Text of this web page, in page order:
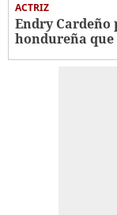
ACTRIZ
Endry
hondureña